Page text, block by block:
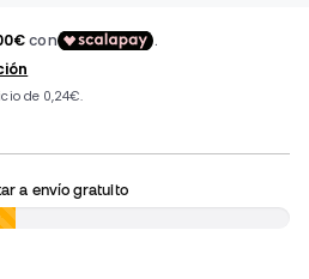
a envío gratuito